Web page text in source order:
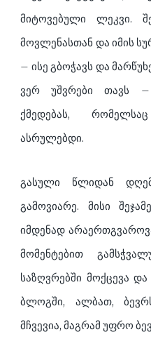
მიტოვებული ლეკვი.
მოვლენასთან და იმის
– ისე გბოჭავს და
ვერ უშვრები თავს –
ქმედებას,
ასრულებდი.
გასული წლიდან
გამოვიარე. მისი
იმდენად
მომენტებით
საზღვრებში მოქცევა
ბლოგში, ალბათ,
მჩვევია, მაგრამ უფრო